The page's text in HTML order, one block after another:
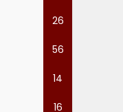
26
56
14
16